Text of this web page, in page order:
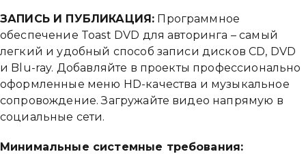
ЗАПИСЬ И ПУБЛИКАЦИЯ: Программное
обеспечение Toast DVD для авторинга – самый
легкий и удобный способ записи дисков CD, DVD
и Blu-ray. Добавляйте в проекты профессионально
оформленные меню HD-качества и музыкальное
сопровождение. Загружайте видео напрямую в
социальные сети.
Минимальные системные требования:
Привіт 👋, чим тобі допомогти?
Ми зазвичай відповідаємо дуже швидко
Надіслати повідомлення